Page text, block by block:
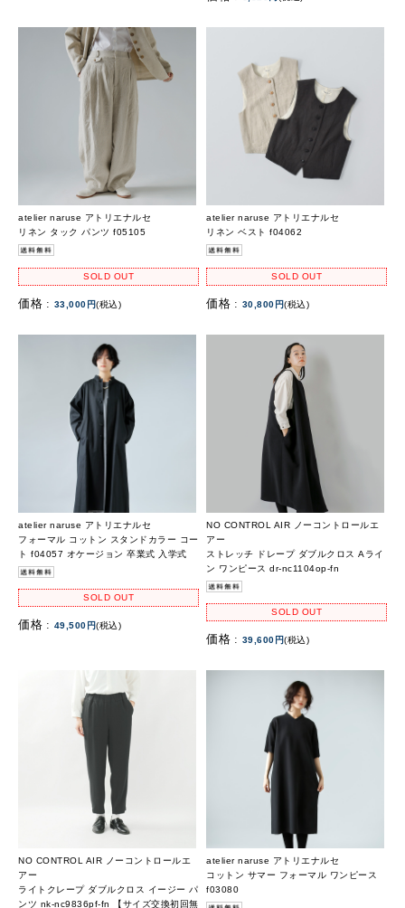
atelier naruse アトリエナルセ
リネン タック パンツ f05105
SOLD OUT
価格 : 33,000円(税込)
atelier naruse アトリエナルセ
リネン ベスト f04062
SOLD OUT
価格 : 30,800円(税込)
atelier naruse アトリエナルセ
フォーマル コットン スタンドカラー コー
ト f04057 オケージョン 卒業式 入学式
SOLD OUT
価格 : 49,500円(税込)
NO CONTROL AIR ノーコントロールエ
アー
ストレッチ ドレープ ダブルクロス Aライ
ン ワンピース dr-nc1104op-fn
SOLD OUT
価格 : 39,600円(税込)
NO CONTROL AIR ノーコントロールエ
アー
ライトクレープ ダブルクロス イージー パ
ンツ nk-nc9836pf-fn 【サイズ交換初回無
atelier naruse アトリエナルセ
コットン サマー フォーマル ワンピース
f03080